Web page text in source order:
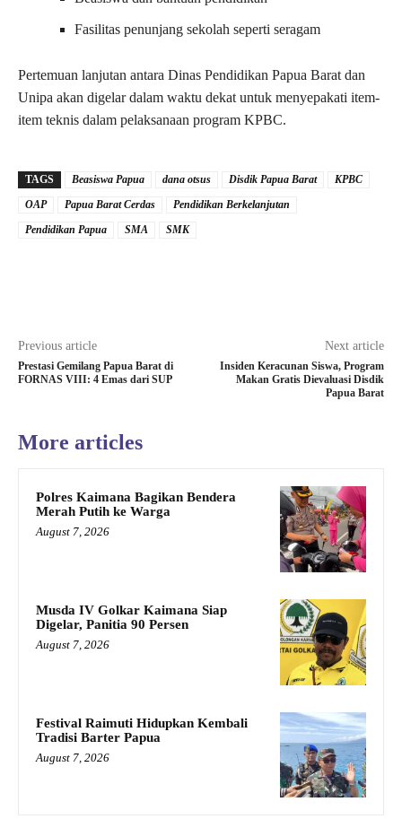
Fasilitas penunjang sekolah seperti seragam
Pertemuan lanjutan antara Dinas Pendidikan Papua Barat dan
Unipa akan digelar dalam waktu dekat untuk menyepakati item-
item teknis dalam pelaksanaan program KPBC.
TAGS Beasiswa Papua dana otsus Disdik Papua Barat
KPBC
OAP
Papua Barat Cerdas
Pendidikan Berkelanjutan
Pendidikan Papua
SMA SMK
Previous article
Prestasi Gemilang Papua Barat di
FORNAS VIII: 4 Emas dari SUP
Next article
Insiden Keracunan Siswa, Program
Makan Gratis Dievaluasi Disdik
Papua Barat
More articles
Polres Kaimana Bagikan Bendera
Merah Putih ke Warga
August 7, 2026
Musda IV Golkar Kaimana Siap
Digelar, Panitia 90 Persen
August 7, 2026
Festival Raimuti Hidupkan Kembali
Tradisi Barter Papua
August 7, 2026